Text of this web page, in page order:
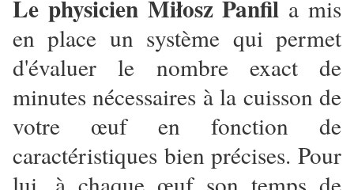
Le physicien Miłosz Panfil a mis
en place un système qui permet
d'évaluer le nombre exact de
minutes nécessaires à la cuisson de
votre œuf en fonction de
caractéristiques bien précises. Pour